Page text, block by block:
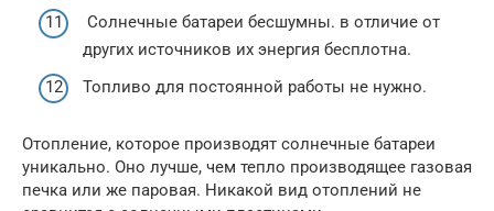
Солнечные батареи бесшумны. в отличие от
других источников их энергия бесплотна.
Топливо для постоянной работы не нужно.
Отопление, которое производят солнечные батареи
уникально. Оно лучше, чем тепло производящее газовая
печка или же паровая. Никакой вид отоплений не